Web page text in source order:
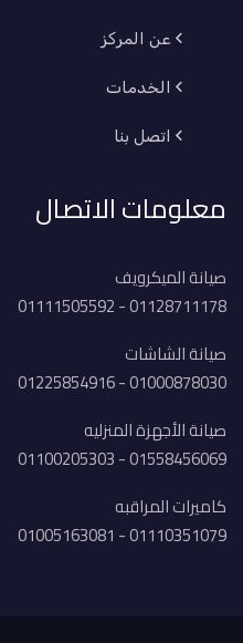
عن المركز
الخدمات
اتصل بنا
معلومات الاتصال
صيانة الميكرويف
01128711178 - 01111505592
صيانة الشاشات
01000878030 - 01225854916
صيانة الأجهزة المنزليه
01558456069 - 01100205303
كاميرات المراقبه
01110351079 - 01005163081